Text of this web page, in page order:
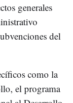
generales
del
como la
el programa